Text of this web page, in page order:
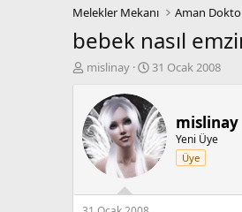
Melekler Mekanı Aman
bebek nasıl
K
b
u
y
u
a
mislinay
B
l
a
n
g
ç
31 Ocak 2008
mislinay
Yeni Üye
Üye